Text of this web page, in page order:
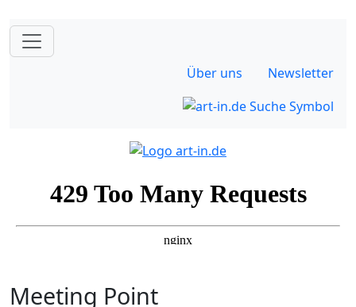
Über uns Newsletter
Meeting Point